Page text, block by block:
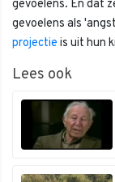
gevoelens. En dat
gevoelens als
projectie is uit hun
Lees ook